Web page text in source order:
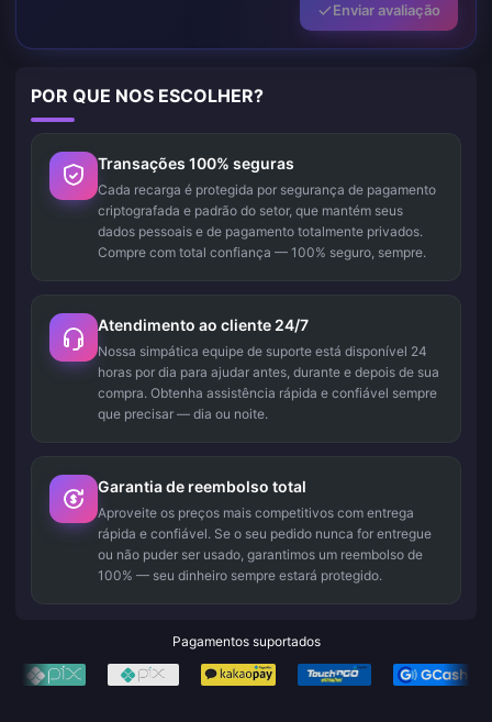
Enviar avaliação
POR QUE NOS ESCOLHER?
Transações 100% seguras
Cada recarga é protegida por segurança de pagamento
criptografada e padrão do setor, que mantém seus
dados pessoais e de pagamento totalmente privados.
Compre com total confiança — 100% seguro, sempre.
Atendimento ao cliente 24/7
Nossa simpática equipe de suporte está disponível 24
horas por dia para ajudar antes, durante e depois de sua
compra. Obtenha assistência rápida e confiável sempre
que precisar — dia ou noite.
Garantia de reembolso total
Aproveite os preços mais competitivos com entrega
rápida e confiável. Se o seu pedido nunca for entregue
ou não puder ser usado, garantimos um reembolso de
100% — seu dinheiro sempre estará protegido.
Pagamentos suportados